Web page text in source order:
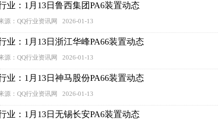
业：1月13日鲁西集团PA6装置动态
源：QQ行业资讯网 2026-01-13
业：1月13日浙江华峰PA66装置动态
源：QQ行业资讯网 2026-01-13
业：1月13日神马股份PA66装置动态
源：QQ行业资讯网 2026-01-13
业：1月13日无锡长安PA6装置动态